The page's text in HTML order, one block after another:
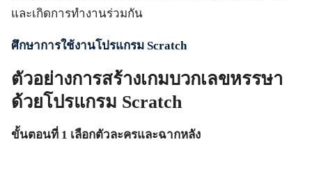
และเกิดการทำงานร่วมกัน
ศึกษาการใช้งานโปรแกรม Scratch
ตัวอย่างการสร้างเกมบวกเลขหรรษา
ด้วยโปรแกรม Scratch
ขั้นตอนที่ 1 เลือกตัวละครและฉากหลัง